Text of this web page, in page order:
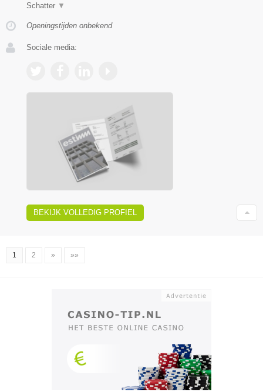
Schatter ▼
Openingstijden onbekend
Sociale media:
BEKIJK VOLLEDIG PROFIEL
1 2 » »»